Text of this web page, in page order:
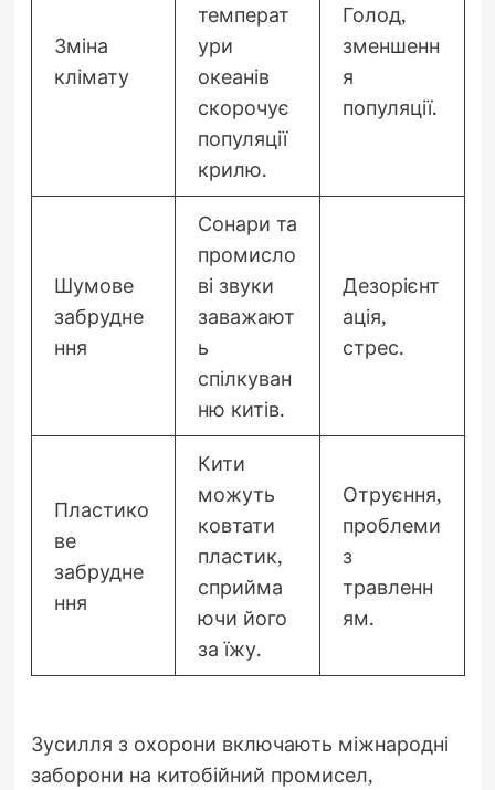
Зміна
клімату
температ
ури
океанів
скорочує
популяції
крилю.
Голод,
зменшенн
я
популяції.
Шумове
забрудне
ння
Сонари та
промисло
ві звуки
заважают
ь
спілкуван
ню китів.
Дезорієнт
ація,
стрес.
Пластико
ве
забрудне
ння
Кити
можуть
ковтати
пластик,
сприйма
ючи його
за їжу.
Отруєння,
проблеми
з
травленн
ям.
Зусилля з охорони включають міжнародні
заборони на китобійний промисел,